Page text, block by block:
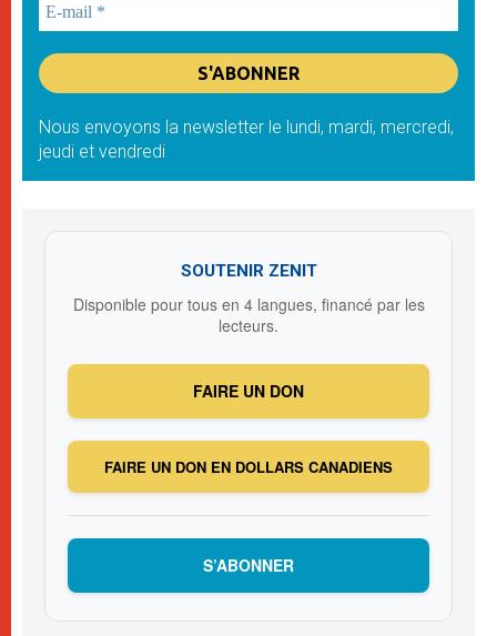
Nous envoyons la newsletter le lundi, mardi, mercredi,
jeudi et vendredi
SOUTENIR ZENIT
Disponible pour tous en 4 langues, financé par les
lecteurs.
FAIRE UN DON
FAIRE UN DON EN DOLLARS CANADIENS
S’ABONNER